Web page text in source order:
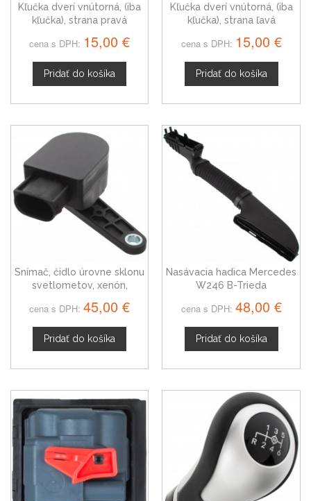
Kľučka dverí vnútorná, (iba
kľučka), strana pravá
08-11
cena s DPH: 15,00 €
Pridať do košíka
Kľučka dverí vnútorná, (iba
kľučka), strana ľavá
08-11
cena s DPH: 15,00 €
Pridať do košíka
Snímač, čidlo úrovne sklonu
svetlometov, xenón,
37146860843
cena s DPH: 45,00 €
Pridať do košíka
Nasávacia hadica Mercedes
W246 B-Trieda
cena s DPH: 48,00 €
Pridať do košíka